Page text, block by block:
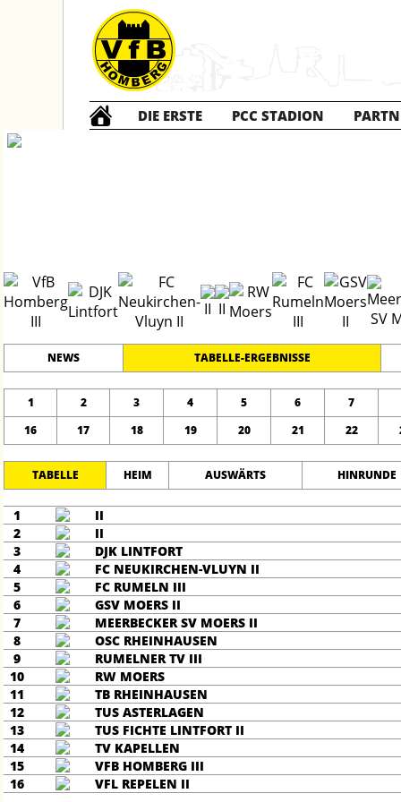
DIE ERSTE PCC STADION
NEWS TABELLE-ERGEBNISSE
1 2 3 4 5 6
7
16
17 18 19 20 21 22
TABELLE HEIM AUSWÄRTS HINRUNDE
1
II
2
II
3
DJK LINTFORT
4
FC NEUKIRCHEN-VLUYN II
5
FC RUMELN III
6
GSV MOERS II
7
MEERBECKER SV MOERS II
8
OSC RHEINHAUSEN
9
RUMELNER TV III
10
RW MOERS
11
TB RHEINHAUSEN
12
TUS ASTERLAGEN
13
TUS FICHTE LINTFORT II
14
TV KAPELLEN
15
VFB HOMBERG III
16
VFL REPELEN II